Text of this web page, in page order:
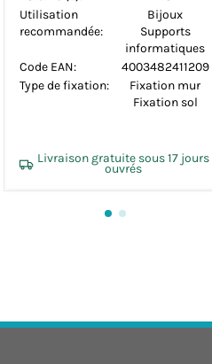
Livraison gratuite sous 17 jours
ouvrés